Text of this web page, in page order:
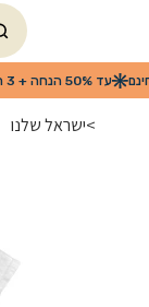
>ישראל שלנו